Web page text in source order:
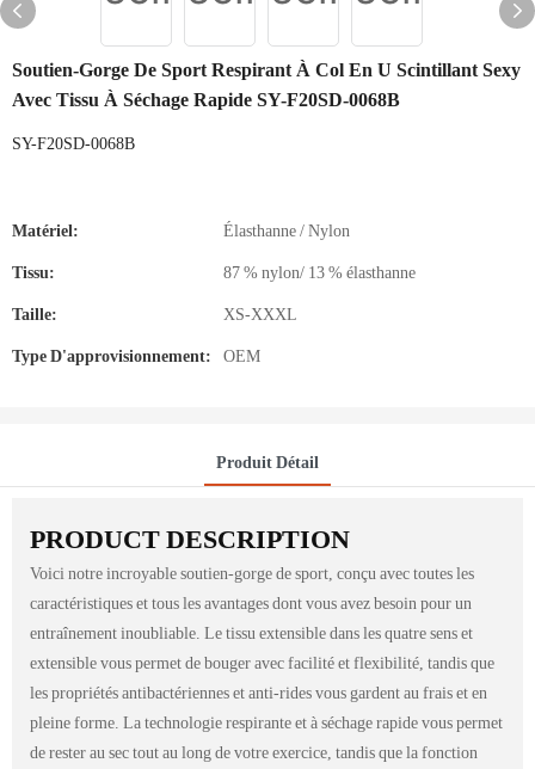
Soutien-Gorge De Sport Respirant À Col En U Scintillant Sexy
Avec Tissu À Séchage Rapide SY-F20SD-0068B
SY-F20SD-0068B
Matériel: Élasthanne / Nylon
Tissu: 87 % nylon/ 13 % élasthanne
Taille: XS-XXXL
Type D'approvisionnement: OEM
Produit Détail
PRODUCT DESCRIPTION
Voici notre incroyable soutien-gorge de sport, conçu avec toutes les
caractéristiques et tous les avantages dont vous avez besoin pour un
entraînement inoubliable. Le tissu extensible dans les quatre sens et
extensible vous permet de bouger avec facilité et flexibilité, tandis que
les propriétés antibactériennes et anti-rides vous gardent au frais et en
pleine forme. La technologie respirante et à séchage rapide vous permet
de rester au sec tout au long de votre exercice, tandis que la fonction